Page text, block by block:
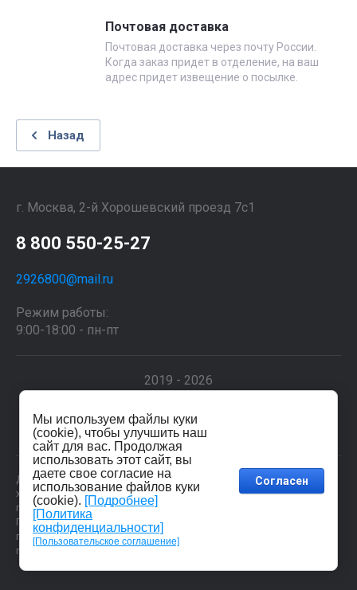
Почтовая доставка
Почтовая доставка через почту России.
Когда заказ придет в отделение, на ваш
адрес придет извещение о посылке.
Назад
г. Москва, 2-й Хорошевский проезд 7с1
8 800 550-25-27
2926800@mail.ru
Режим работы:
9:00-18:00 - пн-пт
2019 - 2026
Мегагрупп.ру
Данные о товарах и услугах, включая цены и технические
характеристики, представленные на сайте, не являются
публичной офертой, определяемой положениями Статьи 437 (2)
ГК РФ, а носят исключительно информационный характер. Для
получения точной информации о наличии и стоимости товара,
пожалуйста, обращайтесь по нашим телефонам. ИНН 2312199579
Мы используем файлы куки
(cookie), чтобы улучшить наш
сайт для вас. Продолжая
использовать этот сайт, вы
даете свое согласие на
использование файлов куки
(cookie). [Подробнее]
[Политика
конфиденциальности]
[Пользовательское соглашение]
Согласен